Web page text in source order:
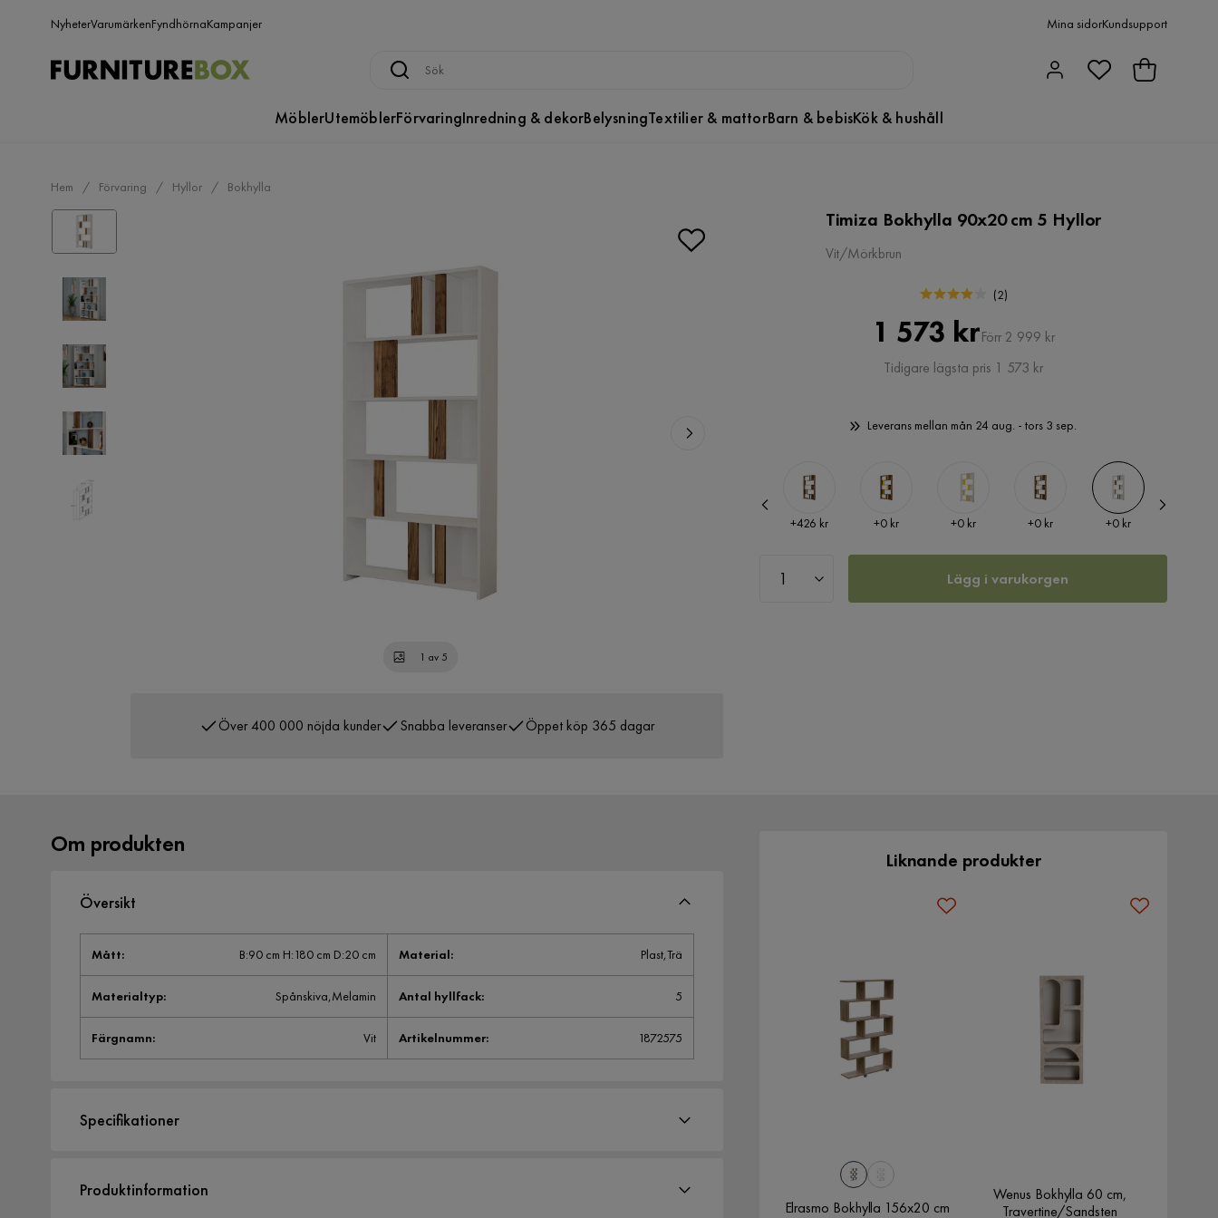
NyheterVarumärkenFyndhörnaKampanjer Mina sidorKundsupport
MöblerUtemöblerFörvaringInredning & dekorBelysningTextilier & mattorBarn & bebisKök & hushåll
Hem Förvaring Hyllor Bokhylla
1 av 5
Över 400 000 nöjda kunder Snabba leveranser Öppet köp 365 dagar
Timiza Bokhylla 90x20 cm 5 Hyllor
Vit/Mörkbrun
(2)
Pris
1 573 krOriginal
Pris
Förr 2 999 kr
Tidigare lägsta pris 1 573 kr
Leverans mellan mån 24 aug. - tors 3 sep.
Pris
+426 kr Pris
+0 kr Pris
+0 kr Pris
+0 kr Pris
+0 kr
Lägg i varukorgen
Om produkten
Översikt
Mått: B:90 cm H:180 cm D:20 cm Material: Plast,Trä
Materialtyp: Spånskiva,Melamin Antal hyllfack: 5
Färgnamn: Vit Artikelnummer: 1872575
Specifikationer
Storlek
Produktinformation
Liknande produkter
Elrasmo Bokhylla 156x20 cm
Wenus Bokhylla 60 cm,
Travertine/Sandsten